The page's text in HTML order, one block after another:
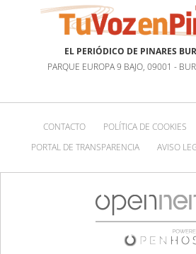
EL PERIÓDICO DE PINARES
PARQUE EUROPA 9 BAJO, 09001 -
CONTACTO POLÍTICA DE COOKIES
PORTAL DE TRANSPARENCIA
AVISO